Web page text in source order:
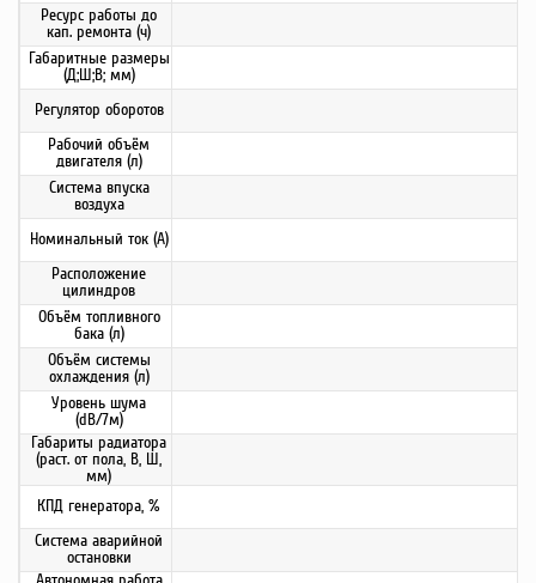
Ресурс работы до
кап. ремонта (ч)
Габаритные размеры
(Д;Ш;В; мм)
Регулятор оборотов
Рабочий объём
двигателя (л)
Система впуска
воздуха
Номинальный ток (А)
Расположение
цилиндров
Объём топливного
бака (л)
Объём системы
охлаждения (л)
Уровень шума
(dB/7м)
Габариты радиатора
(раст. от пола, В, Ш,
мм)
КПД генератора, %
Система аварийной
остановки